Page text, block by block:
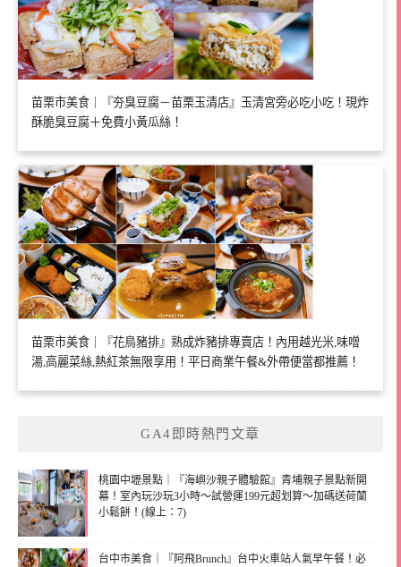
苗栗市美食｜『夯臭豆腐－苗栗玉清店』玉清宮旁必吃小吃！現炸
酥脆臭豆腐＋免費小黃瓜絲！
苗栗市美食｜『花鳥豬排』熟成炸豬排專賣店！內用越光米,味噌
湯,高麗菜絲,熱紅茶無限享用！平日商業午餐&外帶便當都推薦！
GA4即時熱門文章
桃園中壢景點｜『海嶼沙親子體驗館』青埔親子景點新開
幕！室內玩沙玩3小時～試營運199元超划算～加碼送荷蘭
小鬆餅！(線上：7)
台中市美食｜『阿飛Brunch』台中火車站人氣早午餐！必